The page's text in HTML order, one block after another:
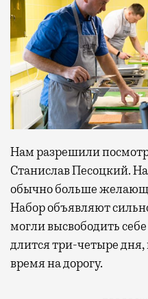
Нам разрешили
Станислав Песоцкий.
обычно больше
Набор объявляют
могли высвободить
длится три-четыре
время на дорогу.